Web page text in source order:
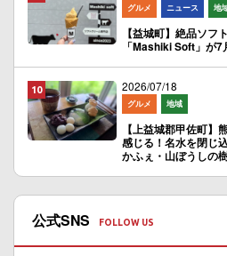
グルメ ニュース 地
【益城町】絶品ソフ
「Mashiki Soft」が7
2026/07/18
グルメ 地域
【上益城郡甲佐町
感じる！名水を閉じ
かふぇ・山ぼうしの樹
公式SNS